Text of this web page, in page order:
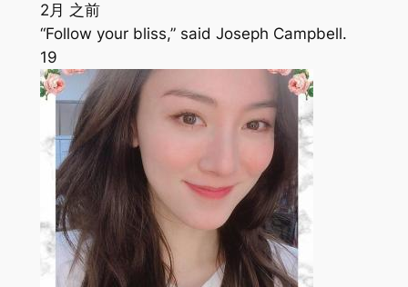
2月 之前
“Follow your bliss,” said Joseph Campbell.
19